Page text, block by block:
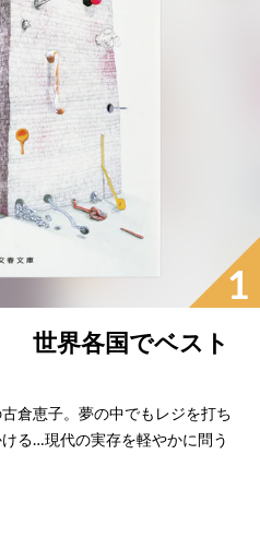
1
世界各国でベスト
倉恵子。夢の中でもレジを打ち
る…現代の実存を軽やかに問う